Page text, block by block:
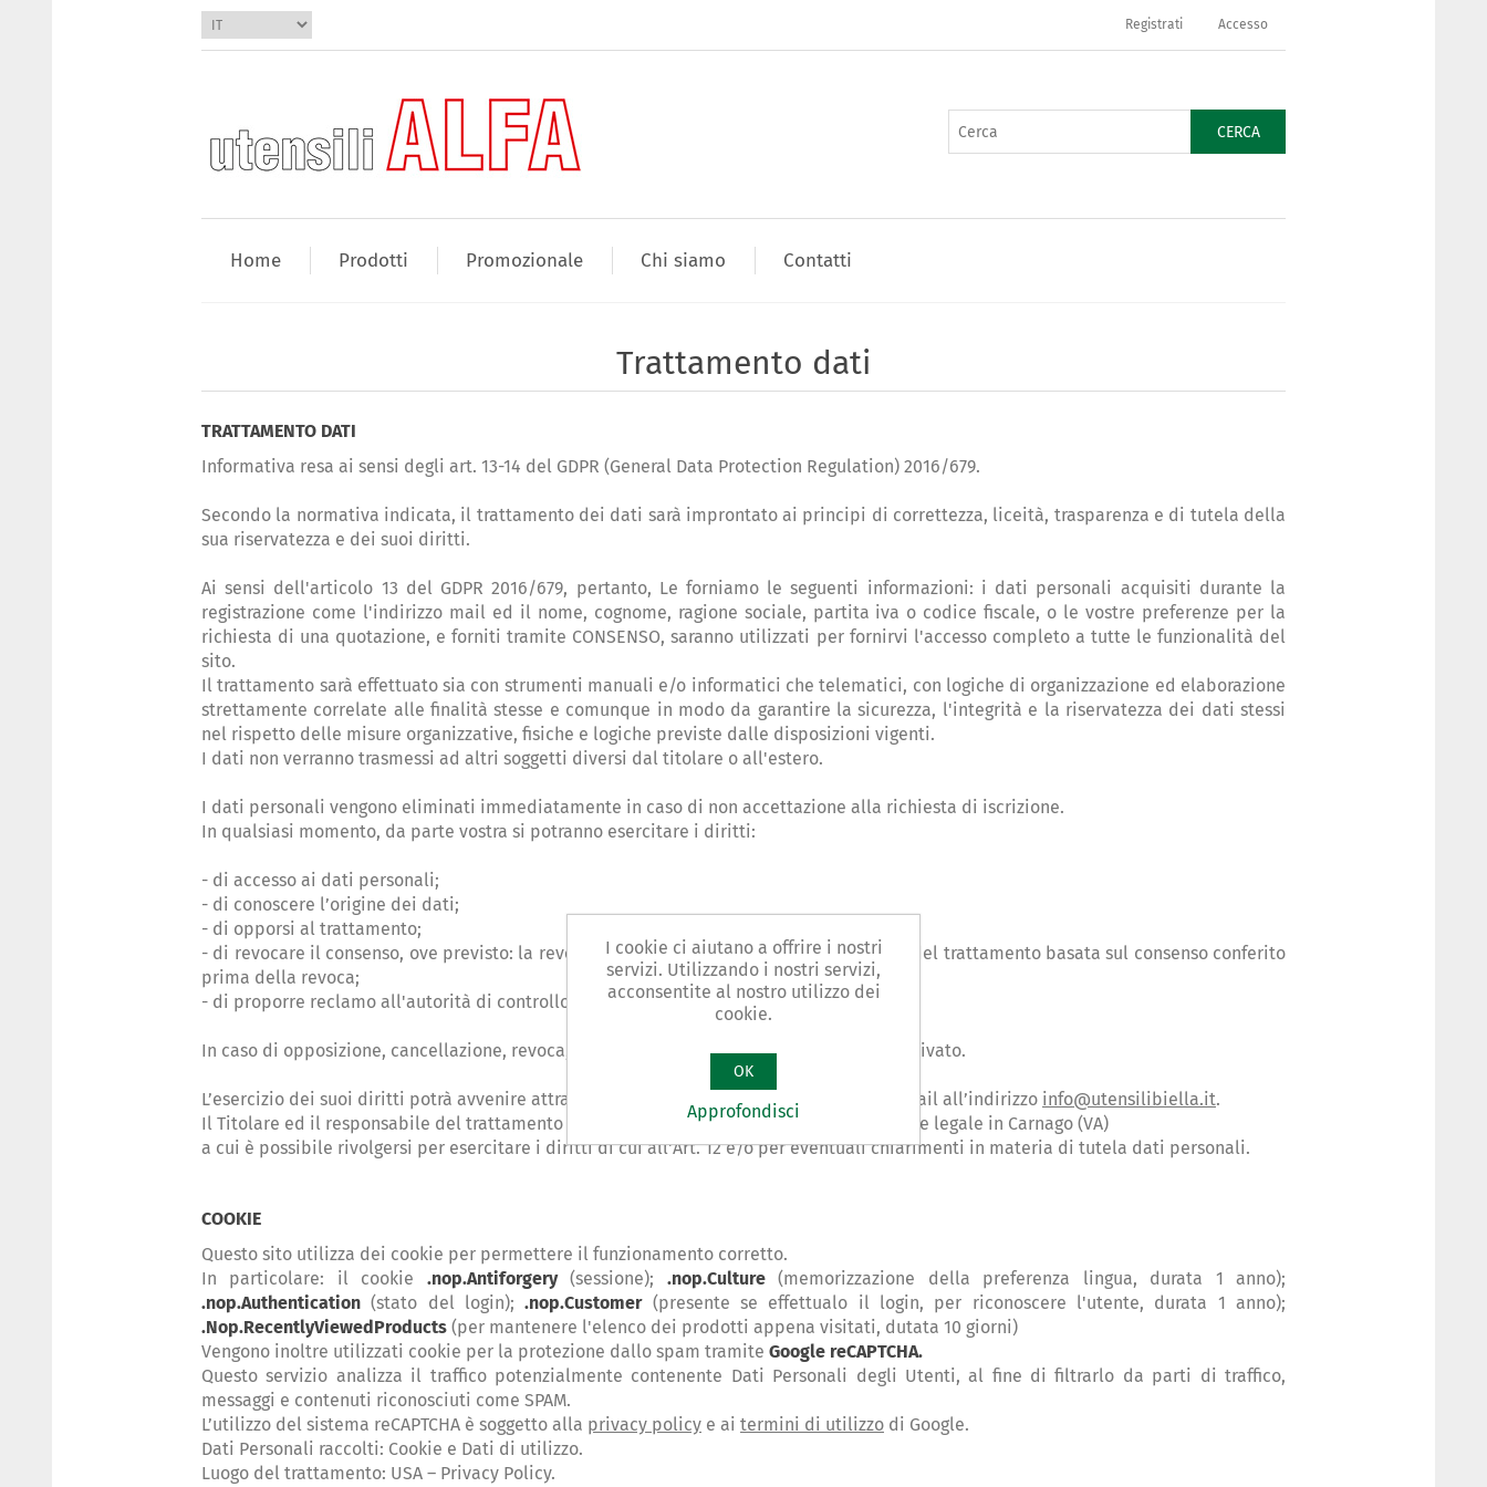
Registrati Accesso
CERCA
Home Prodotti Promozionale Chi siamo Contatti
Trattamento dati
TRATTAMENTO DATI
Informativa resa ai sensi degli art. 13-14 del GDPR (General Data Protection Regulation) 2016/679.
Secondo la normativa indicata, il trattamento dei dati sarà improntato ai principi di correttezza, liceità, trasparenza e di tutela della
sua riservatezza e dei suoi diritti.
Ai sensi dell'articolo 13 del GDPR 2016/679, pertanto, Le forniamo le seguenti informazioni: i dati personali acquisiti durante la
registrazione come l'indirizzo mail ed il nome, cognome, ragione sociale, partita iva o codice fiscale, o le vostre preferenze per la
richiesta di una quotazione, e forniti tramite CONSENSO, saranno utilizzati per fornirvi l'accesso completo a tutte le funzionalità del
sito.
Il trattamento sarà effettuato sia con strumenti manuali e/o informatici che telematici, con logiche di organizzazione ed elaborazione
strettamente correlate alle finalità stesse e comunque in modo da garantire la sicurezza, l'integrità e la riservatezza dei dati stessi
nel rispetto delle misure organizzative, fisiche e logiche previste dalle disposizioni vigenti.
I dati non verranno trasmessi ad altri soggetti diversi dal titolare o all'estero.
I dati personali vengono eliminati immediatamente in caso di non accettazione alla richiesta di iscrizione.
In qualsiasi momento, da parte vostra si potranno esercitare i diritti:
- di accesso ai dati personali;
- di conoscere l’origine dei dati;
- di opporsi al trattamento;
- di revocare il consenso, ove previsto: la revoca del consenso non pregiudica la liceità del trattamento basata sul consenso conferito
prima della revoca;
- di proporre reclamo all'autorità di controllo (Garante Privacy).
In caso di opposizione, cancellazione, revoca, l'accesso al sito e ai preventivi verrà disattivato.
L’esercizio dei suoi diritti potrà avvenire attraverso l’invio di una richiesta mediante e-mail all’indirizzo info@utensilibiella.it.
Il Titolare ed il responsabile del trattamento dati è
BIELLA S.R.L. – UTENSILI ALFA con sede legale in Carnago (VA)
a cui è possibile rivolgersi per esercitare i diritti di cui all'Art. 12 e/o per eventuali chiarimenti in materia di tutela dati personali.
COOKIE
Questo sito utilizza dei cookie per permettere il funzionamento corretto.
In particolare: il cookie .nop.Antiforgery(sessione); .nop.Culture(memorizzazione della preferenza lingua, durata 1 anno);
.nop.Authentication(stato del login);.nop.Customer(presente se effettualo il login, per riconoscere l'utente, durata 1 anno);
.Nop.RecentlyViewedProducts (per mantenere l'elenco dei prodotti appena visitati, dutata 10 giorni)
Vengono inoltre utilizzati cookie per la protezione dallo spam tramite Google reCAPTCHA.
Questo servizio analizza il traffico potenzialmente contenente Dati Personali degli Utenti, al fine di filtrarlo da parti di traffico,
messaggi e contenuti riconosciuti come SPAM.
L’utilizzo del sistema reCAPTCHA è soggetto alla privacy policy e ai termini di utilizzo di Google.
Dati Personali raccolti: Cookie e Dati di utilizzo.
Luogo del trattamento: USA – Privacy Policy.
I cookie ci aiutano a offrire i nostri
servizi. Utilizzando i nostri servizi,
acconsentite al nostro utilizzo dei
cookie.
OK
Approfondisci